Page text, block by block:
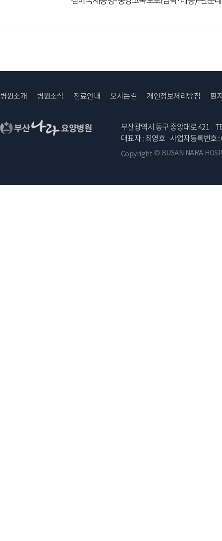
병원소개 병원소식 진료안내 오시는길 개인정보처리방침 환
부산광역시 동구 중앙대로 421
대표자 : 최영호 사업자등록번호 :
Copyright © BUSAN NARA